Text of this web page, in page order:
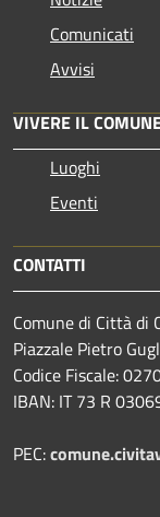
Comunicati
Avvisi
VIVERE IL
Luoghi
Eventi
CONTATTI
Comune di Città di
Piazzale Pietro
Codice Fiscale:
IBAN: IT 73 R
PEC: